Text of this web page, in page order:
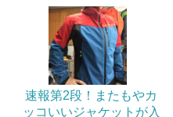
速報第2段！またもやカ
ッコいいジャケットが入